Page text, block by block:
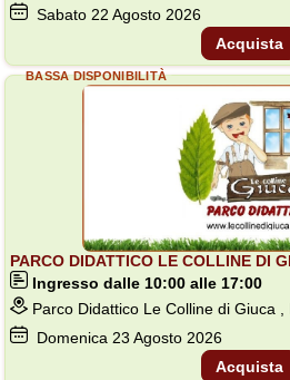
Sabato 22 Agosto 2026
Acquista
PARCO DIDATTICO LE COLLINE DI
Ingresso dalle 10:00 alle 17:00
Parco Didattico Le Colline di Giuca ,
Domenica 23 Agosto 2026
BASSA DISPONIBILITÀ
Acquista